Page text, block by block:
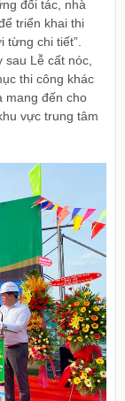
đối tác, nhà
triển khai thi
chi tiết”.
sau Lễ cất nóc,
thi công khác
mang đến cho
vực trung tâm